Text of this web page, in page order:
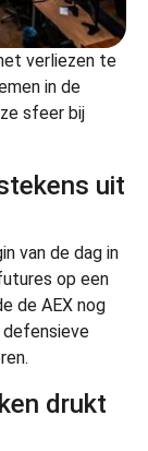
verliezen te
in de
sfeer bij
uit
van de dag in
op een
de AEX nog
defensieve
drukt